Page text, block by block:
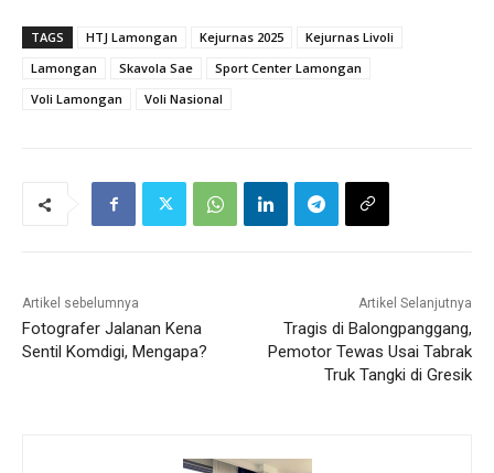
TAGS HTJ Lamongan Kejurnas 2025
Kejurnas Livoli
Lamongan
Skavola Sae
Sport Center Lamongan
Voli Lamongan
Voli Nasional
Artikel sebelumnya
Fotografer Jalanan Kena
Sentil Komdigi, Mengapa?
Artikel Selanjutnya
Tragis di Balongpanggang,
Pemotor Tewas Usai Tabrak
Truk Tangki di Gresik